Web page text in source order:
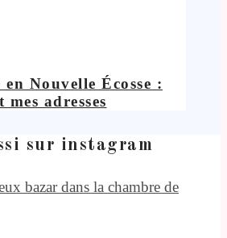
en Nouvelle Écosse :
adresses
sur instagram
bazar dans la chambre de